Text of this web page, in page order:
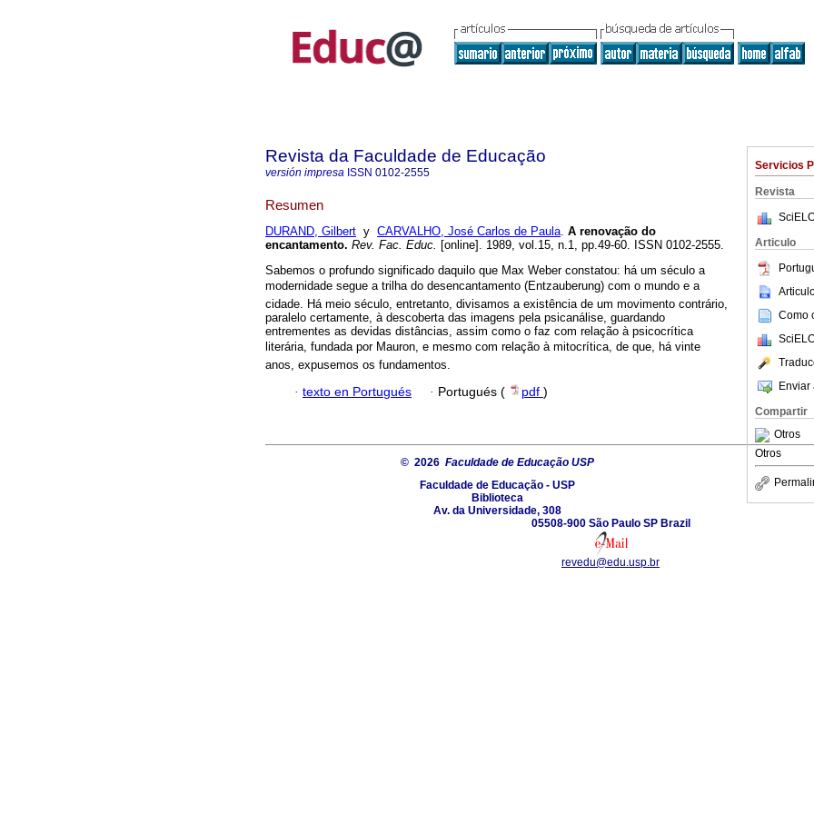
Servicios
Revista
Articulo
Como
Enviar
Compartir
Otros
Otros
Revista da Faculdade de Educação
versión impresa ISSN 0102-2555
Resumen
DURAND, Gilbert y CARVALHO, José Carlos de Paula. A renovação do
encantamento. Rev. Fac. Educ. [online]. 1989, vol.15, n.1, pp.49-60. ISSN 0102-2555.
Sabemos o profundo significado daquilo que Max Weber constatou: há um século a
modernidade segue a trilha do desencantamento (Entzauberung) com o mundo e a
cidade. Há meio século, entretanto, divisamos a existência de um movimento contrário,
paralelo certamente, à descoberta das imagens pela psicanálise, guardando
entrementes as devidas distâncias, assim como o faz com relação à psicocrítica
literária, fundada por Mauron, e mesmo com relação à mitocrítica, de que, há vinte
anos, expusemos os fundamentos.
· texto en Portugués · Portugués ( pdf )
© 2026 Faculdade de Educação USP
Faculdade de Educação - USP
Biblioteca
Av. da Universidade, 308
05508-900 São Paulo SP Brazil
revedu@edu.usp.br